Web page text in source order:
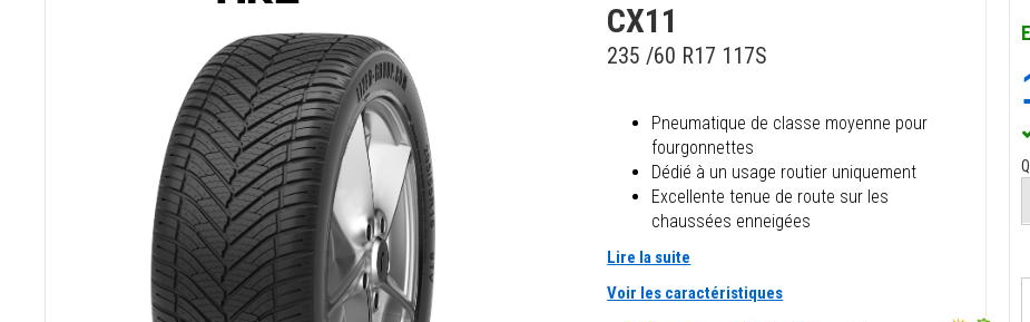
CX11
235 /60 R17 117S
Pneumatique de classe moyenne pour
fourgonnettes
Dédié à un usage routier uniquement
Excellente tenue de route sur les
chaussées enneigées
Lire la suite
Voir les caractéristiques